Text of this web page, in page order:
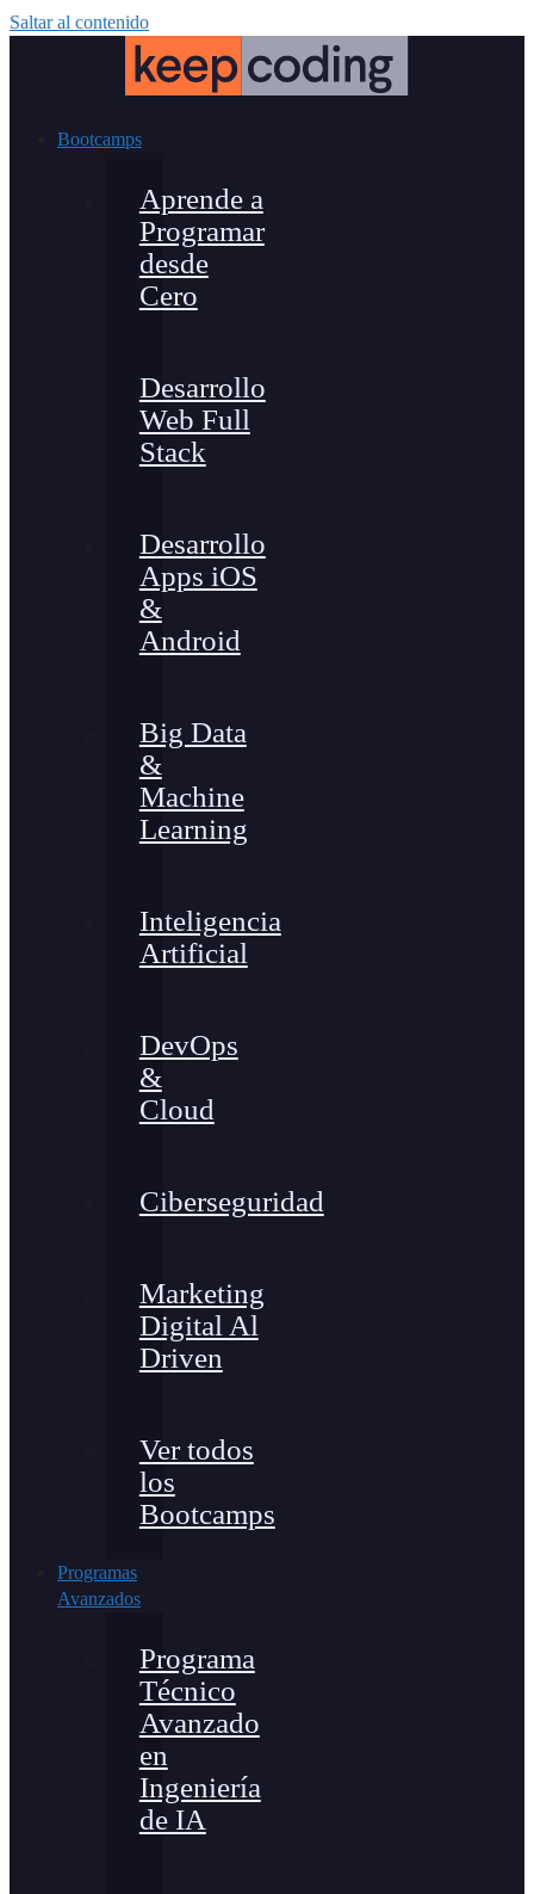
Saltar al contenido
Bootcamps
Aprende a
Programar
desde
Cero
Desarrollo
Web Full
Stack
Desarrollo
Apps iOS
&
Android
Big Data
&
Machine
Learning
Inteligencia
Artificial
DevOps
&
Cloud
Ciberseguridad
Marketing
Digital Al
Driven
Ver todos
los
Bootcamps
Programas
Avanzados
Programa
Técnico
Avanzado
en
Ingeniería
de IA